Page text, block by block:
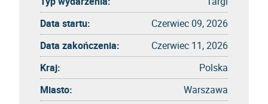
Data startu:
Czerwiec 09, 2026
Data zakończenia:
Czerwiec 11, 2026
Kraj:
Polska
Miasto:
Warszawa